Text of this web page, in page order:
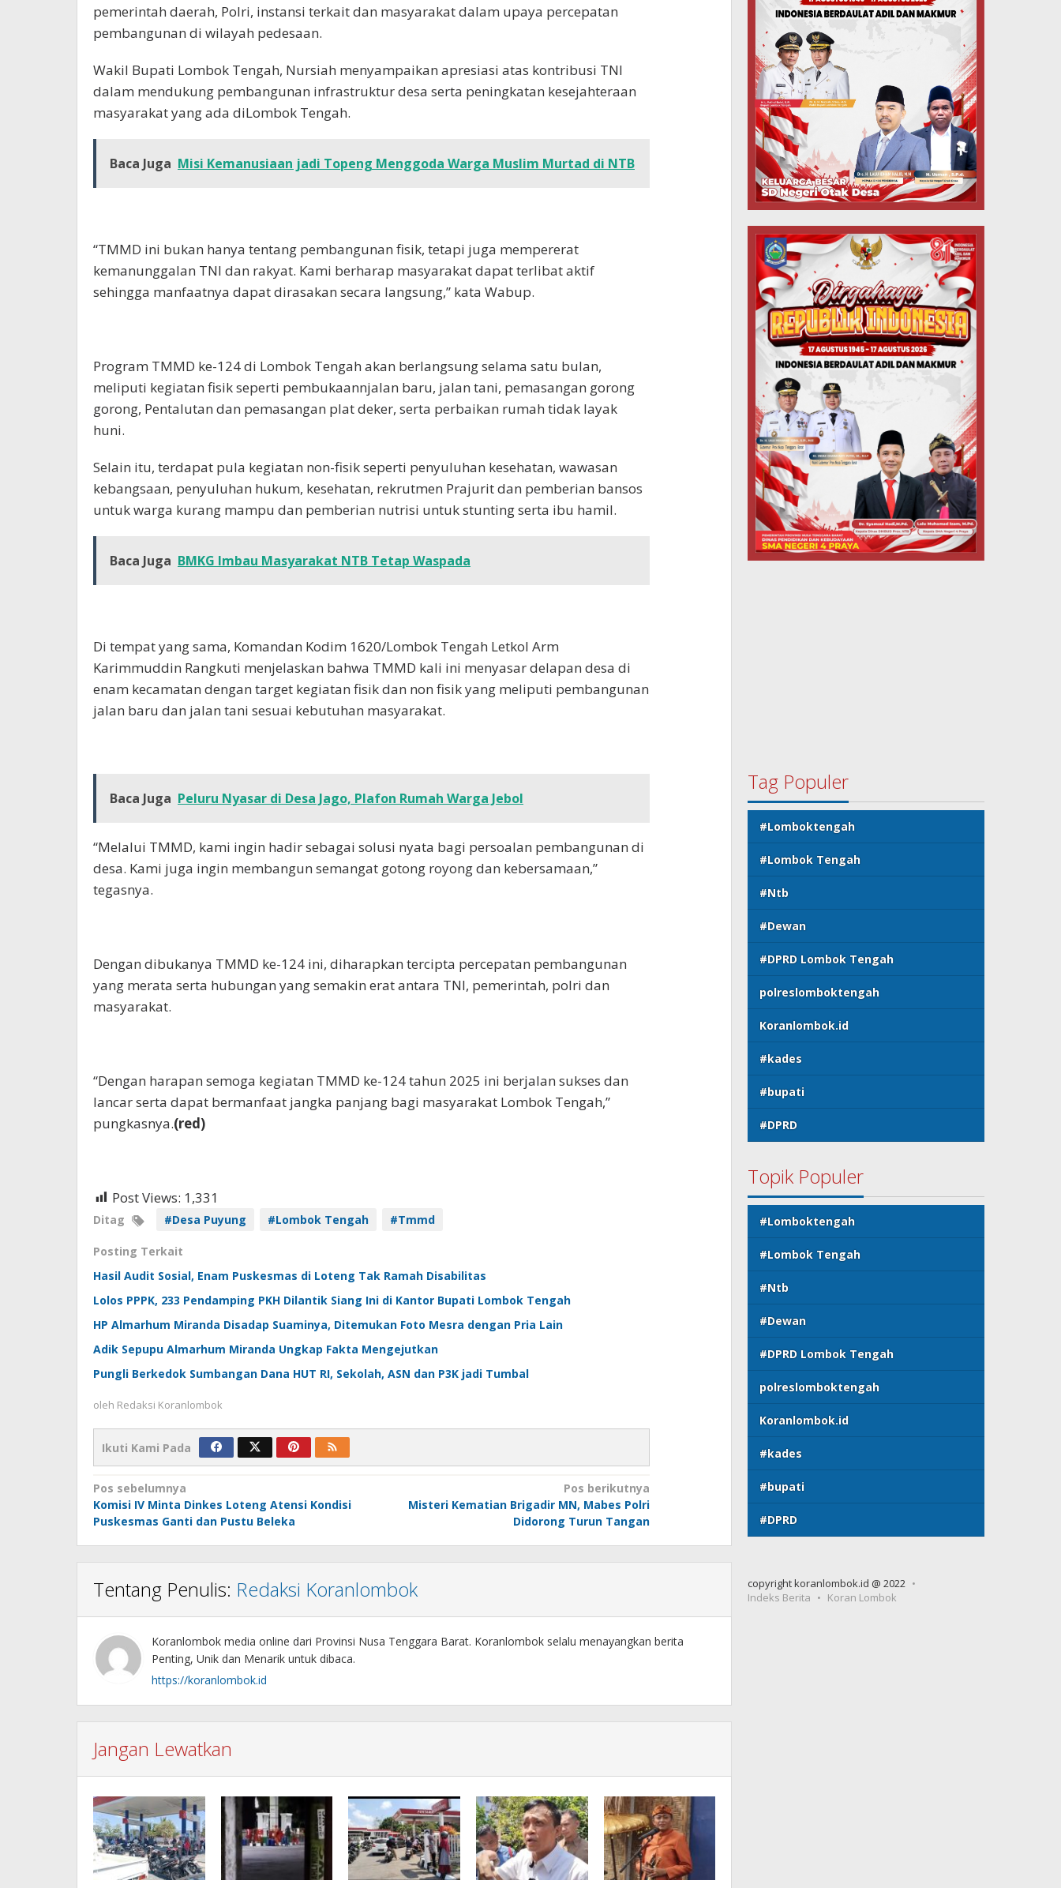
pemerintah daerah, Polri, instansi terkait dan masyarakat dalam upaya percepatan
pembangunan di wilayah pedesaan.
Wakil Bupati Lombok Tengah, Nursiah menyampaikan apresiasi atas kontribusi TNI
dalam mendukung pembangunan infrastruktur desa serta peningkatan kesejahteraan
masyarakat yang ada diLombok Tengah.
Baca Juga Misi Kemanusiaan jadi Topeng Menggoda Warga Muslim Murtad di NTB
“TMMD ini bukan hanya tentang pembangunan fisik, tetapi juga mempererat
kemanunggalan TNI dan rakyat. Kami berharap masyarakat dapat terlibat aktif
sehingga manfaatnya dapat dirasakan secara langsung,” kata Wabup.
Program TMMD ke-124 di Lombok Tengah akan berlangsung selama satu bulan,
meliputi kegiatan fisik seperti pembukaannjalan baru, jalan tani, pemasangan gorong
gorong, Pentalutan dan pemasangan plat deker, serta perbaikan rumah tidak layak
huni.
Selain itu, terdapat pula kegiatan non-fisik seperti penyuluhan kesehatan, wawasan
kebangsaan, penyuluhan hukum, kesehatan, rekrutmen Prajurit dan pemberian bansos
untuk warga kurang mampu dan pemberian nutrisi untuk stunting serta ibu hamil.
Baca Juga BMKG Imbau Masyarakat NTB Tetap Waspada
Di tempat yang sama, Komandan Kodim 1620/Lombok Tengah Letkol Arm
Karimmuddin Rangkuti menjelaskan bahwa TMMD kali ini menyasar delapan desa di
enam kecamatan dengan target kegiatan fisik dan non fisik yang meliputi pembangunan
jalan baru dan jalan tani sesuai kebutuhan masyarakat.
Baca Juga Peluru Nyasar di Desa Jago, Plafon Rumah Warga Jebol
“Melalui TMMD, kami ingin hadir sebagai solusi nyata bagi persoalan pembangunan di
desa. Kami juga ingin membangun semangat gotong royong dan kebersamaan,”
tegasnya.
Dengan dibukanya TMMD ke-124 ini, diharapkan tercipta percepatan pembangunan
yang merata serta hubungan yang semakin erat antara TNI, pemerintah, polri dan
masyarakat.
“Dengan harapan semoga kegiatan TMMD ke-124 tahun 2025 ini berjalan sukses dan
lancar serta dapat bermanfaat jangka panjang bagi masyarakat Lombok Tengah,”
pungkasnya.(red)
Post Views: 1,331
Ditag #Desa Puyung #Lombok Tengah #Tmmd
Posting Terkait
Hasil Audit Sosial, Enam Puskesmas di Loteng Tak Ramah Disabilitas
Lolos PPPK, 233 Pendamping PKH Dilantik Siang Ini di Kantor Bupati Lombok Tengah
HP Almarhum Miranda Disadap Suaminya, Ditemukan Foto Mesra dengan Pria Lain
Adik Sepupu Almarhum Miranda Ungkap Fakta Mengejutkan
Pungli Berkedok Sumbangan Dana HUT RI, Sekolah, ASN dan P3K jadi Tumbal
oleh Redaksi Koranlombok
Ikuti Kami Pada
Navigasi
pos
Pos sebelumnya
Komisi IV Minta Dinkes Loteng Atensi Kondisi
Puskesmas Ganti dan Pustu Beleka
Pos berikutnya
Misteri Kematian Brigadir MN, Mabes Polri
Didorong Turun Tangan
Tentang Penulis: Redaksi Koranlombok
Koranlombok media online dari Provinsi Nusa Tenggara Barat. Koranlombok selalu menayangkan berita
Penting, Unik dan Menarik untuk dibaca.
https://koranlombok.id
Jangan Lewatkan
Tag Populer
#Lomboktengah
#Lombok Tengah
#Ntb
#Dewan
#DPRD Lombok Tengah
polreslomboktengah
Koranlombok.id
#kades
#bupati
#DPRD
Topik Populer
#Lomboktengah
#Lombok Tengah
#Ntb
#Dewan
#DPRD Lombok Tengah
polreslomboktengah
Koranlombok.id
#kades
#bupati
#DPRD
copyright koranlombok.id @ 2022
Indeks Berita
Koran Lombok